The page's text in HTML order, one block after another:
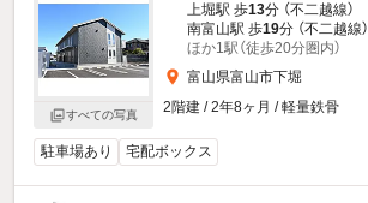
すべての写真
上堀駅 歩13分 （不二越線）
南富山駅 歩19分 （不二越線）
ほか1駅（徒歩20分圏内）
富山県富山市下堀
2階建 / 2年8ヶ月 / 軽量鉄骨
駐車場あり 宅配ボックス